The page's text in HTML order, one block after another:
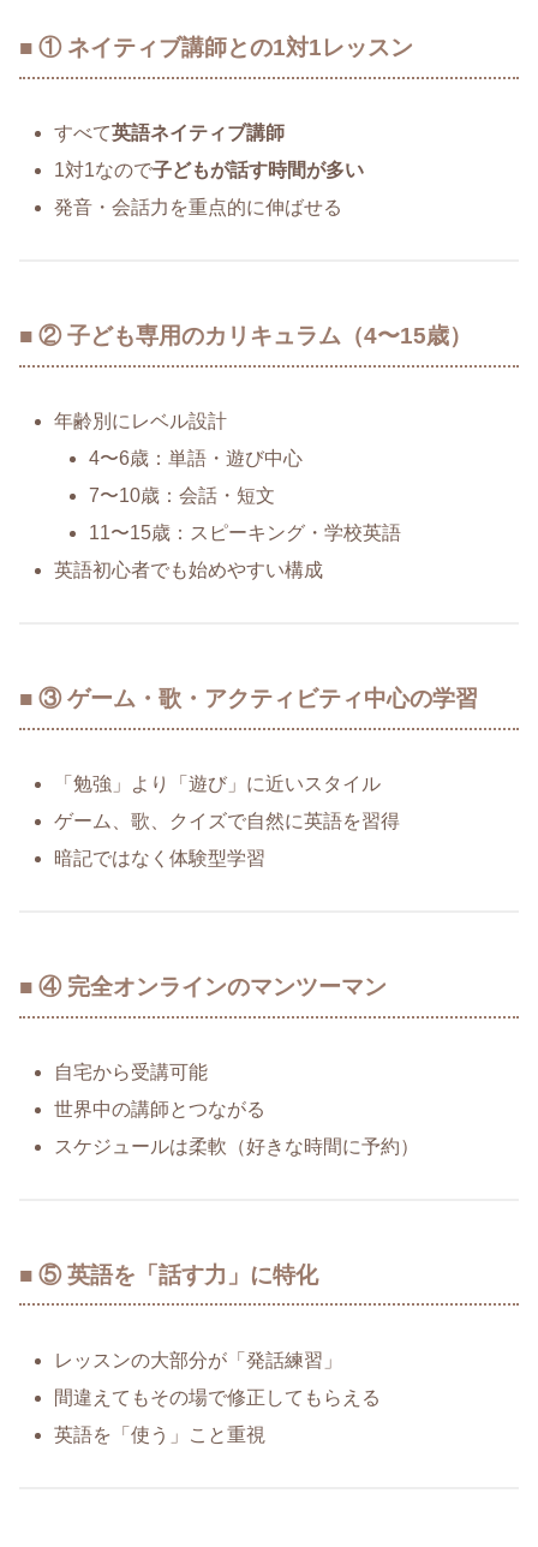
■ ① ネイティブ講師との1対1レッスン
すべて英語ネイティブ講師
1対1なので子どもが話す時間が多い
発音・会話力を重点的に伸ばせる
■ ② 子ども専用のカリキュラム（4〜15歳）
年齢別にレベル設計
4〜6歳：単語・遊び中心
7〜10歳：会話・短文
11〜15歳：スピーキング・学校英語
英語初心者でも始めやすい構成
■ ③ ゲーム・歌・アクティビティ中心の学習
「勉強」より「遊び」に近いスタイル
ゲーム、歌、クイズで自然に英語を習得
暗記ではなく体験型学習
■ ④ 完全オンラインのマンツーマン
自宅から受講可能
世界中の講師とつながる
スケジュールは柔軟（好きな時間に予約）
■ ⑤ 英語を「話す力」に特化
レッスンの大部分が「発話練習」
間違えてもその場で修正してもらえる
英語を「使う」こと重視